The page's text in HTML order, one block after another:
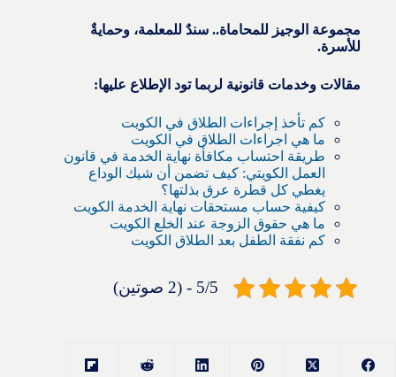
مجموعة الوجيز للمحاماة.. سندٌ للمعلمة، وحمايةٌ
للأسرة.
مقالات وخدمات قانونية لربما تود الإطلاع عليها:
كم تأخذ إجراءات الطلاق في الكويت
ما هي اجراءات الطلاق في الكويت
طريقة احتساب مكافأة نهاية الخدمة في قانون
العمل الكويتي: كيف تضمن أن شيك الوداع
يغطي كل قطرة عرق بذلتها؟
كيفية حساب مستحقات نهاية الخدمة الكويت
ما هي حقوق الزوجة عند الخلع الكويت
كم نفقة الطفل بعد الطلاق الكويت
5/5 - (2 صوتين)